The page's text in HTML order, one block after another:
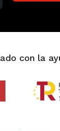
con la